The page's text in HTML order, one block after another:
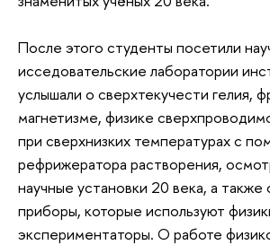
После этого студенты посетили
исседовательские лаборатории
услышали о сверхтекучести гелия,
магнетизме, физике
при сверхнизких температурах с
рефрижератора растворения,
научные установки 20 века, а
приборы, которые используют
экспериментаторы. О работе